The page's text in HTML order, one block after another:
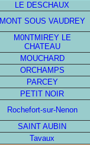
LE DESCHAUX
MONT SOUS VAUDREY
M0NTMIREY LE
CHATEAU
MOUCHARD
ORCHAMPS
PARCEY
PETIT NOIR
Rochefort-sur-Nenon
SAINT AUBIN
Tavaux